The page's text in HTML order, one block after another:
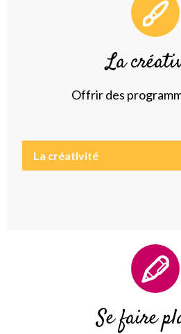
La
Offrir des
La créativité
Se faire